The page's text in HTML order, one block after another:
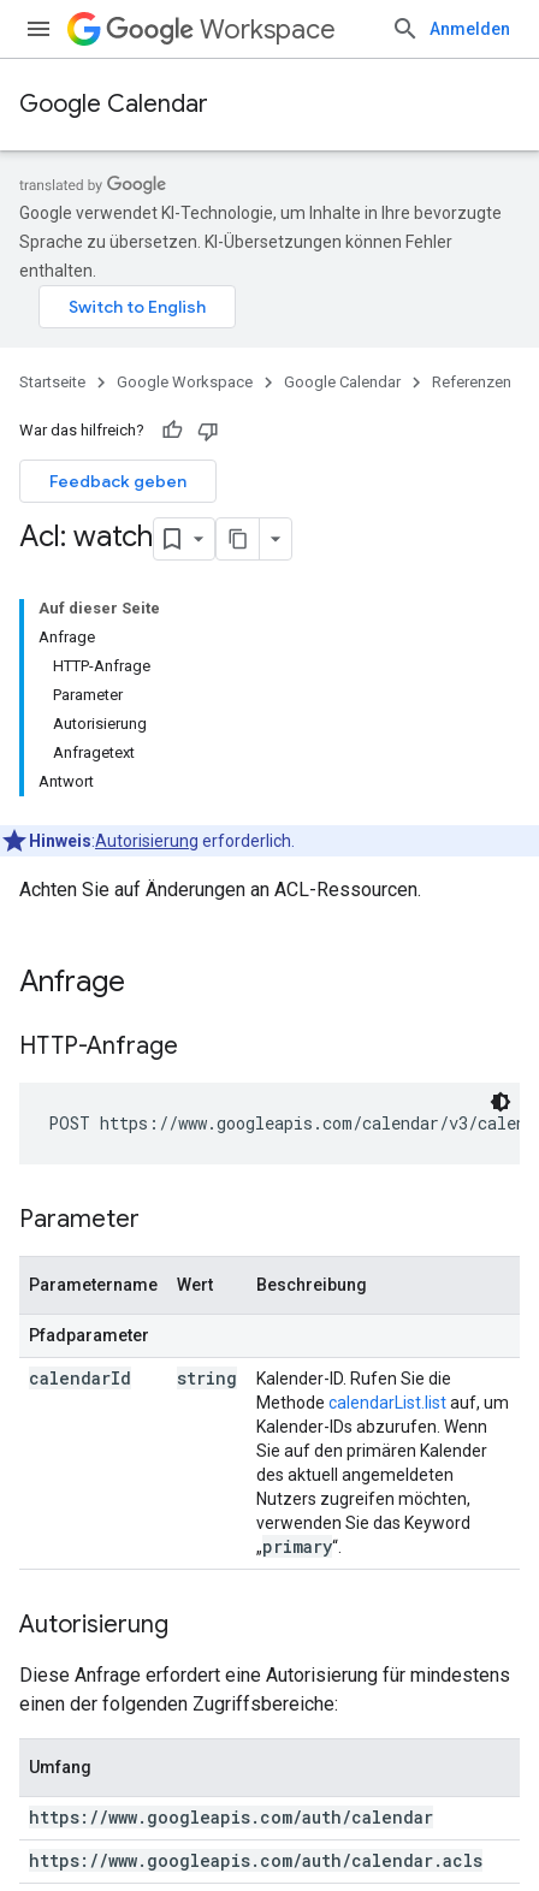
Workspace Anmelden
Google Calendar
Google verwendet KI-Technologie, um Inhalte in Ihre bevorzugte
Sprache zu übersetzen. KI-Übersetzungen können Fehler
enthalten.
Startseite Google Workspace Google Calendar Referenzen
War das hilfreich?
Feedback geben
Acl: watch
Auf dieser Seite
Anfrage
HTTP-Anfrage
Parameter
Autorisierung
Anfragetext
Antwort
Hinweis:Autorisierung erforderlich.
Achten Sie auf Änderungen an ACL-Ressourcen.
Anfrage
HTTP-Anfrage
POST https://www.googleapis.com/calendar/v3/
Parameter
Parametername Wert Beschreibung
Pfadparameter
calendarId string
Kalender-ID. Rufen Sie die
Methode calendarList.listauf, um
Kalender-IDs abzurufen. Wenn
Sie auf den primären Kalender
des aktuell angemeldeten
Nutzers zugreifen möchten,
verwenden Sie das Keyword
„primary“.
Autorisierung
Diese Anfrage erfordert eine Autorisierung für mindestens
einen der folgenden Zugriffsbereiche:
Umfang
https: //www. googleapis. com/auth/calendar
https: //www. googleapis. com/auth/calendar.acls